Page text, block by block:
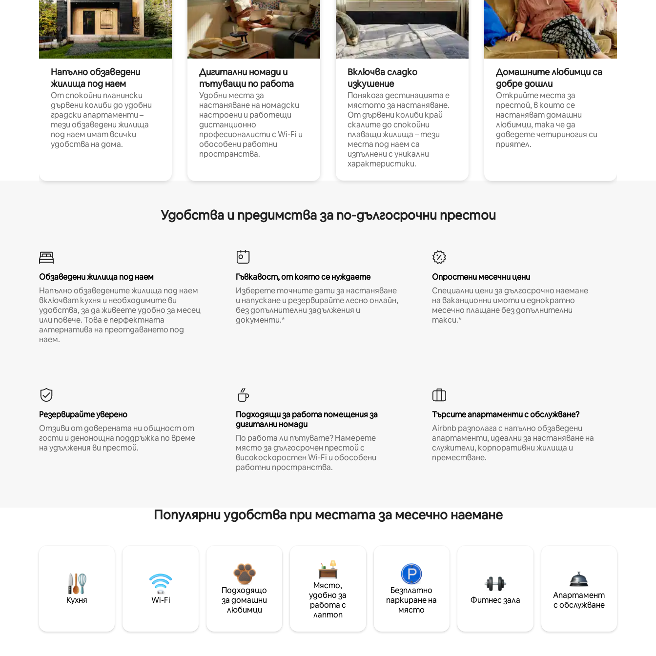
Напълно обзаведени
жилища под наем
От спокойни планински
дървени колиби до удобни
градски апартаменти –
тези обзаведени жилища
под наем имат всички
удобства на дома.
Дигитални номади и
пътуващи по работа
Удобни места за
настаняване на номадски
настроени и работещи
дистанционно
професионалисти с Wi-Fi и
обособени работни
пространства.
Включва сладко
изкушение
Понякога дестинацията е
мястото за настаняване.
От дървени колиби край
скалите до спокойни
плаващи жилища – тези
места под наем са
изпълнени с уникални
характеристики.
Домашните любимци са
добре дошли
Открийте места за
престой, в които се
настаняват домашни
любимци, така че да
доведете четириногия си
приятел.
Удобства и предимства за по-дългосрочни престои
Обзаведени жилища под наем
Напълно обзаведените жилища под наем
включват кухня и необходимите ви
удобства, за да живеете удобно за месец
или повече. Това е перфектната
алтернатива на преотдаването под
наем.
Гъвкавост, от която се нуждаете
Изберете точните дати за настаняване
и напускане и резервирайте лесно онлайн,
без допълнителни задължения и
документи.*
Опростени месечни цени
Специални цени за дългосрочно наемане
на ваканционни имоти и еднократно
месечно плащане без допълнителни
такси.*
Резервирайте уверено
Отзиви от доверената ни общност от
гости и денонощна поддръжка по време
на удължения ви престой.
Подходящи за работа помещения за
дигитални номади
По работа ли пътувате? Намерете
място за дългосрочен престой с
високоскоростен Wi-Fi и обособени
работни пространства.
Търсите апартаменти с обслужване?
Airbnb разполага с напълно обзаведени
апартаменти, идеални за настаняване на
служители, корпоративни жилища и
преместване.
Популярни удобства при местата за месечно наемане
Кухня Wi-Fi
Подходящо
за домашни
любимци
Място,
удобно за
работа с
лаптоп
Безплатно
паркиране на
място
Фитнес зала
Апартамент
с обслужване